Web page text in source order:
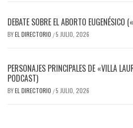
DEBATE SOBRE EL ABORTO EUGENÉSICO
BYEL DIRECTORIO /5 JULIO, 2026
PERSONAJES PRINCIPALES DE «VILLA
PODCAST)
BYEL DIRECTORIO /5 JULIO, 2026